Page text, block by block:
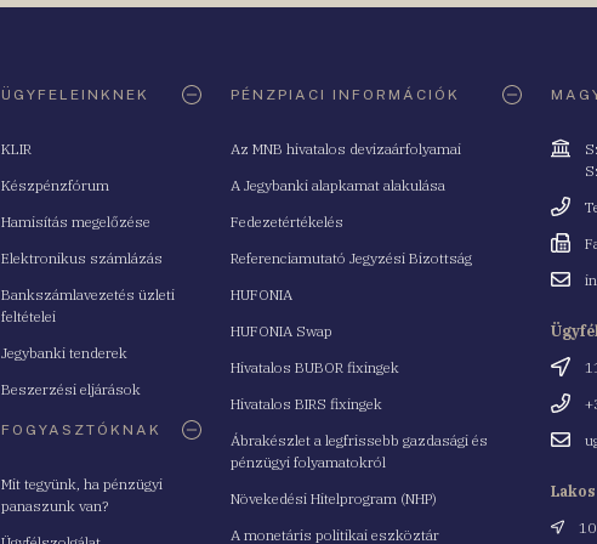
ÜGYFELEINKNEK
KLIR
Készpénzfórum
Hamisítás megelőzése
Elektronikus számlázás
Bankszámlavezetés üzleti
feltételei
Jegybanki tenderek
Beszerzési eljárások
FOGYASZTÓKNAK
Mit tegyünk, ha pénzügyi
panaszunk van?
PÉNZPIACI INFORMÁCIÓK
Az MNB hivatalos devizaárfolyamai
A Jegybanki alapkamat alakulása
Fedezetértékelés
Referenciamutató Jegyzési Bizottság
HUFONIA
HUFONIA Swap
Hivatalos BUBOR fixingek
Hivatalos BIRS fixingek
Ábrakészlet a legfrissebb gazdasági és
pénzügyi folyamatokról
Növekedési Hitelprogram (NHP)
A monetáris politikai eszköztár
Cím
Fax
Email
Cím
Email
Cím